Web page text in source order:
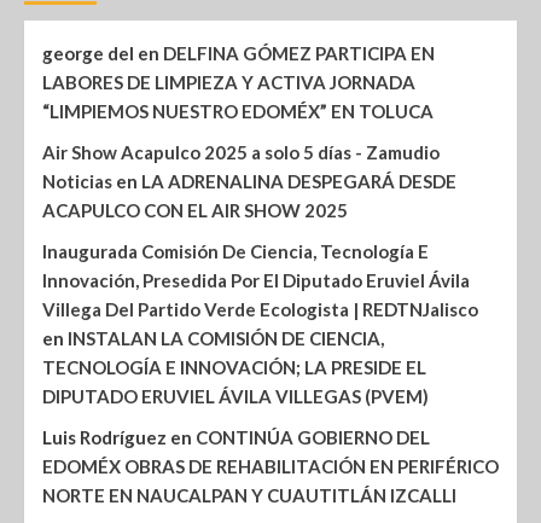
george del en DELFINA GÓMEZ PARTICIPA EN
LABORES DE LIMPIEZA Y ACTIVA JORNADA
“LIMPIEMOS NUESTRO EDOMÉX” EN TOLUCA
Air Show Acapulco 2025 a solo 5 días - Zamudio
Noticias en LA ADRENALINA DESPEGARÁ DESDE
ACAPULCO CON EL AIR SHOW 2025
Inaugurada Comisión De Ciencia, Tecnología E
Innovación, Presedida Por El Diputado Eruviel Ávila
Villega Del Partido Verde Ecologista | REDTNJalisco
en INSTALAN LA COMISIÓN DE CIENCIA,
TECNOLOGÍA E INNOVACIÓN; LA PRESIDE EL
DIPUTADO ERUVIEL ÁVILA VILLEGAS (PVEM)
Luis Rodríguez en CONTINÚA GOBIERNO DEL
EDOMÉX OBRAS DE REHABILITACIÓN EN PERIFÉRICO
NORTE EN NAUCALPAN Y CUAUTITLÁN IZCALLI